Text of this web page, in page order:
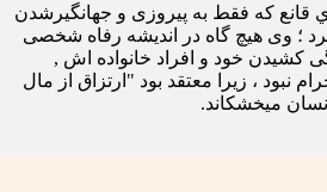
قانع که فقط به پیروزی و جهانگیرشدن
؛ وی هیچ گاه در اندیشه رفاه شخصی
کشیدن خود و افراد خانواده اش ,
نبود ، زیرا معتقد بود "ارتزاق از مال
میخشکاند.